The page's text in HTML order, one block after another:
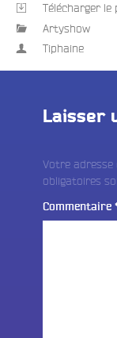
Télécharger le
Artyshow
Tiphaine
Laisser
Votre adresse
obligatoires
Commentaire